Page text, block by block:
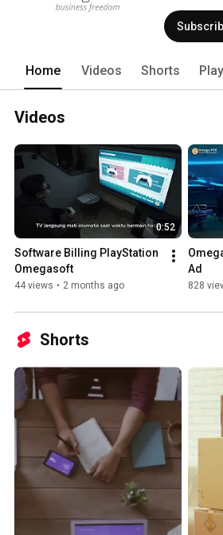
Home Videos Shorts
Videos
0:52
Software Billing PlayStation
Omegasoft
44 views • 2 months ago
Ad
828
Shorts